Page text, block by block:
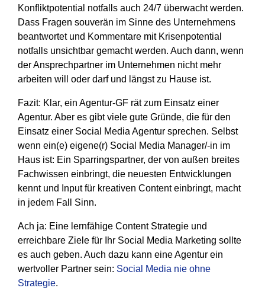
Konfliktpotential notfalls auch 24/7 überwacht werden.
Dass Fragen souverän im Sinne des Unternehmens
beantwortet und Kommentare mit Krisenpotential
notfalls unsichtbar gemacht werden. Auch dann, wenn
der Ansprechpartner im Unternehmen nicht mehr
arbeiten will oder darf und längst zu Hause ist.
Fazit: Klar, ein Agentur-GF rät zum Einsatz einer
Agentur. Aber es gibt viele gute Gründe, die für den
Einsatz einer Social Media Agentur sprechen. Selbst
wenn ein(e) eigene(r) Social Media Manager/-in im
Haus ist: Ein Sparringspartner, der von außen breites
Fachwissen einbringt, die neuesten Entwicklungen
kennt und Input für kreativen Content einbringt, macht
in jedem Fall Sinn.
Ach ja: Eine lernfähige Content Strategie und
erreichbare Ziele für Ihr Social Media Marketing sollte
es auch geben. Auch dazu kann eine Agentur ein
wertvoller Partner sein: Social Media nie ohne
Strategie.